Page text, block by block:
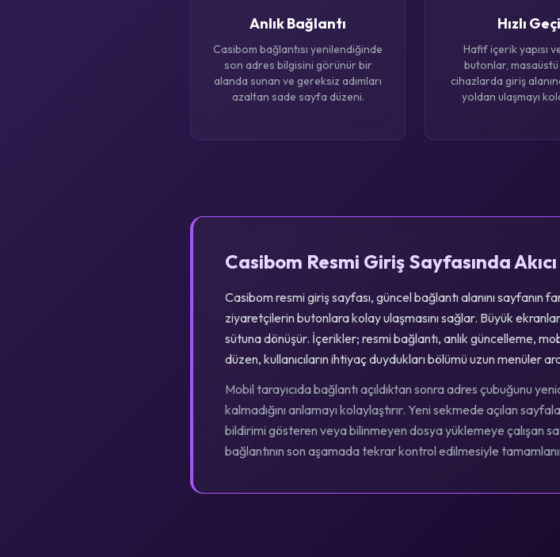
Anlık Bağlantı
Casibom bağlantısı yenilendiğinde
son adres bilgisini görünür bir
alanda sunan ve gereksiz adımları
azaltan sade sayfa düzeni.
Hızlı
Hafif içerik yapısı
butonlar,
cihazlarda giriş
yoldan ulaşmayı
Casibom Resmi Giriş Sayfasında
Casibom resmi giriş sayfası, güncel bağlantı alanını
ziyaretçilerin butonlara kolay ulaşmasını sağlar. Büyük
sütuna dönüşür. İçerikler; resmi bağlantı, anlık güncelleme,
düzen, kullanıcıların ihtiyaç duydukları bölümü uzun menüler
Mobil tarayıcıda bağlantı açıldıktan sonra adres çubuğunu
kalmadığını anlamayı kolaylaştırır. Yeni sekmede açılan
bildirimi gösteren veya bilinmeyen dosya yüklemeye çalışan
bağlantının son aşamada tekrar kontrol edilmesiyle